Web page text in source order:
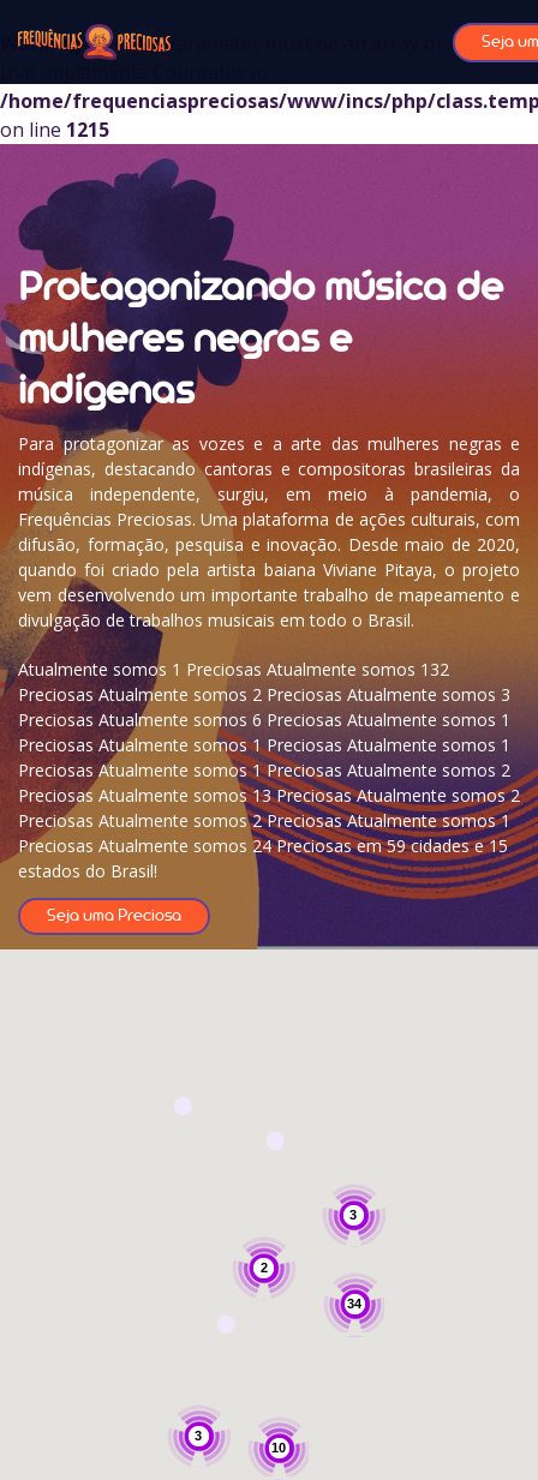
Warning: sizeof(): Parameter must be an array or an object
/home/frequenciaspreciosas/www/incs/php/
on line 1215
Seja
Protagonizando música de
mulheres negras e
indígenas
Para protagonizar as vozes e a arte das mulheres negras e
indígenas, destacando cantoras e compositoras brasileiras da
música independente, surgiu, em meio à pandemia, o
Frequências Preciosas. Uma plataforma de ações culturais, com
difusão, formação, pesquisa e inovação. Desde maio de 2020,
quando foi criado pela artista baiana Viviane Pitaya, o projeto
vem desenvolvendo um importante trabalho de mapeamento e
divulgação de trabalhos musicais em todo o Brasil.
Atualmente somos 1 Preciosas Atualmente somos 132
Preciosas Atualmente somos 2 Preciosas Atualmente somos 3
Preciosas Atualmente somos 6 Preciosas Atualmente somos 1
Preciosas Atualmente somos 1 Preciosas Atualmente somos 1
Preciosas Atualmente somos 1 Preciosas Atualmente somos 2
Preciosas Atualmente somos 13 Preciosas Atualmente somos 2
Preciosas Atualmente somos 2 Preciosas Atualmente somos 1
Preciosas Atualmente somos 24 Preciosas em 59 cidades e 15
estados do Brasil!
Seja uma Preciosa
34
10
3
2
3